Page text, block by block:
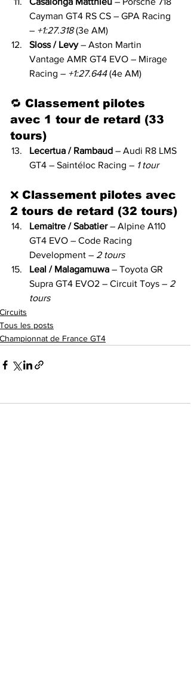
Cayman GT4 RS CS – GPA Racing
– +1:27.318 (3e AM)
Sloss / Levy – Aston Martin
Vantage AMR GT4 EVO – Mirage
Racing – +1:27.644 (4e AM)
🔁 Classement pilotes
avec 1 tour de retard (33
tours)
Lecertua / Rambaud – Audi R8 LMS
GT4 – Saintéloc Racing – 1 tour
❌ Classement pilotes avec
2 tours de retard (32 tours)
Lemaitre / Sabatier – Alpine A110
GT4 EVO – Code Racing
Development – 2 tours
Leal / Malagamuwa – Toyota GR
Supra GT4 EVO2 – Circuit Toys – 2
tours
Circuits
Tous les posts
Championnat de France GT4